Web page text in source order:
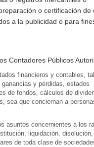
o certificación de
a la publicidad o para
Contadores Públicos
financieros y contables,
y pérdidas, estados
de fondos, cálculos de
sea que conciernan a
asuntos concernientes a los
liquidación,
de toda clase de